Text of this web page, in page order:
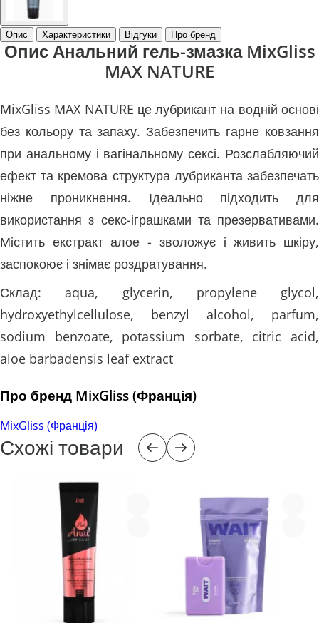
Опис Характеристики Відгуки Про бренд
Опис Анальний гель-змазка MixGliss
MAX NATURE
MixGliss MAX NATURE це лубрикант на водній основі
без кольору та запаху. Забезпечить гарне ковзання
при анальному і вагінальному сексі. Розслабляючий
ефект та кремова структура лубриканта забезпечать
ніжне проникнення. Ідеально підходить для
використання з секс-іграшками та презервативами.
Містить екстракт алое - зволожує і живить шкіру,
заспокоює і знімає роздратування.
Склад: aqua, glycerin, propylene glycol,
hydroxyethylcellulose, benzyl alcohol, parfum,
sodium benzoate, potassium sorbate, citric acid,
aloe barbadensis leaf extract
Про бренд MixGliss (Франція)
MixGliss (Франція)
Схожі товари